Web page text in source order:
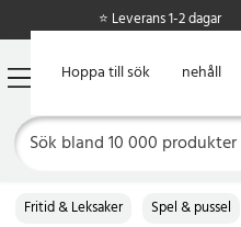
Hoppa till huvudinnehåll
Hoppa till sök
⭐ Leverans 1-2 dagar
Fritid & Leksaker Spel & pussel